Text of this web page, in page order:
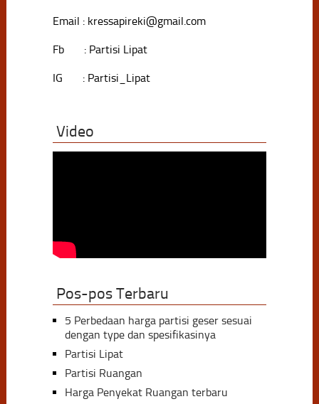
Email : kressapireki@gmail.com
Fb : Partisi Lipat
IG : Partisi_Lipat
Video
Pos-pos Terbaru
5 Perbedaan harga partisi geser sesuai
dengan type dan spesifikasinya
Partisi Lipat
Partisi Ruangan
Harga Penyekat Ruangan terbaru